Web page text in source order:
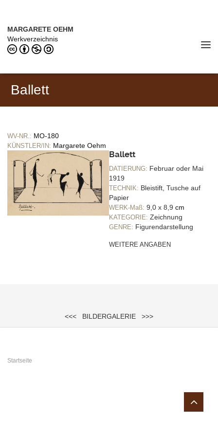
MARGARETE OEHM
Werkverzeichnis
Ballett
WV-NR.: MO-180
KÜNSTLER/IN: Margarete Oehm
Ballett
DATIERUNG: Februar oder Mai
1919
TECHNIK: Bleistift, Tusche auf
Papier
WERK-Maß: 9,0 x 8,9 cm
KATEGORIE: Zeichnung
GENRE: Figurendarstellung
WEITERE ANGABEN
<<< BILDERGALERIE >>>
Sie sind hier
Startseite